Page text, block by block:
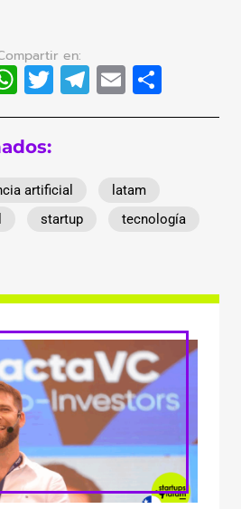
WhatsApp
Twitter
Telegram
Email
artificial
latam
startup
tecnología